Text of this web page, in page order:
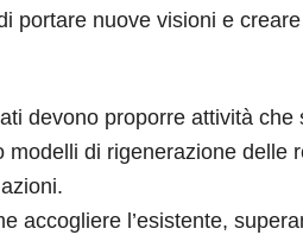
portare nuove visioni e
devono proporre attività
modelli di rigenerazione delle
accogliere l’esistente,